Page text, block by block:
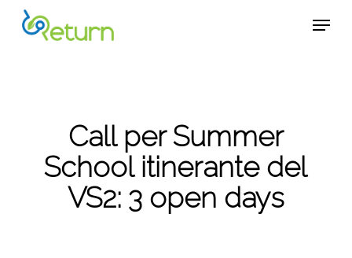
Menu
Call per Summer
School itinerante del
VS2: 3 open days